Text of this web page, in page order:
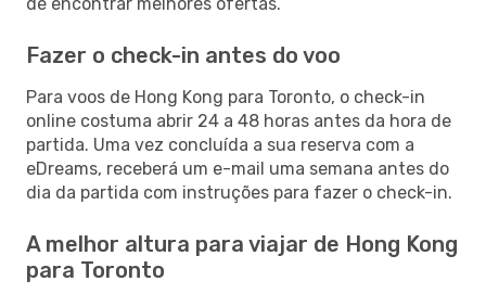
Fazer o check-in antes do voo
Para voos de Hong Kong para Toronto, o check-in
online costuma abrir 24 a 48 horas antes da hora de
partida. Uma vez concluída a sua reserva com a
eDreams, receberá um e-mail uma semana antes do
dia da partida com instruções para fazer o check-in.
A melhor altura para viajar de Hong Kong
para Toronto